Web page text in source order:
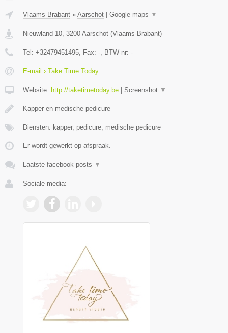
Vlaams-Brabant » Aarschot Google maps ▼
Nieuwland 10, 3200 Aarschot (Vlaams-Brabant)
Tel: +32479451495, Fax: -, BTW-nr: -
E-mail › Take Time Today
Website: http://taketimetoday.be Screenshot ▼
Kapper en medische pedicure
Diensten: kapper, pedicure, medische pedicure
Er wordt gewerkt op afspraak.
Laatste facebook posts ▼
Sociale media: